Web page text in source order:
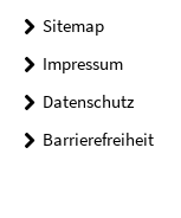
Sitemap
Impressum
Datenschutz
Barrierefreiheit